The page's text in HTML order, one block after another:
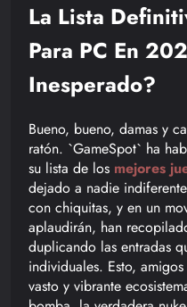
La Lista
Para PC En
Inesperado?
Bueno, bueno, damas y
ratón. `GameSpot` ha
su lista de los mejores
dejado a nadie
con chiquitas, y en un
aplaudirán, han
duplicando las entradas
individuales. Esto,
vasto y vibrante